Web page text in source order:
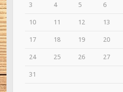
3 4 5 6
10 11 12 13
17 18 19 20
24 25 26 27
31